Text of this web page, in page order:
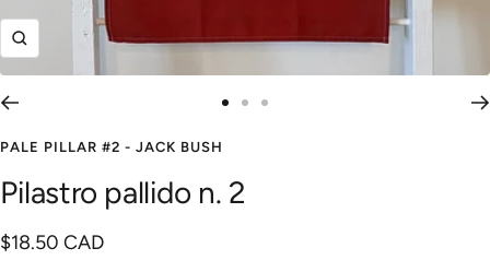
Ingrandisci
2
PALE PILLAR #2 - JACK BUSH
Pilastro pallido n. 2
Prezzo
$18.50 CAD